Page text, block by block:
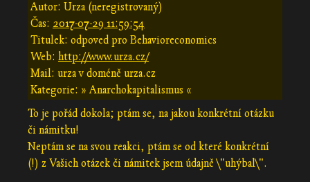
Autor: Urza (neregistrovaný)
Čas: 2017-07-29 11:59:54
Titulek: odpoved pro Behavioreconomics
Web: http://www.urza.cz/
Mail: urza v doméně urza.cz
Kategorie: » Anarchokapitalismus «
To je pořád dokola; ptám se, na jakou konkrétní otázku
či námitku!
Neptám se na svou reakci, ptám se od které konkrétní
(!) z Vašich otázek či námitek jsem údajně \"uhýbal\".